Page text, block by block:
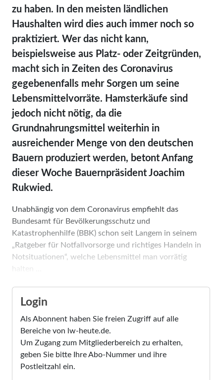
zu haben. In den meisten ländlichen
Haushalten wird dies auch immer noch so
praktiziert. Wer das nicht kann,
beispielsweise aus Platz- oder Zeitgründen,
macht sich in Zeiten des Coronavirus
gegebenenfalls mehr Sorgen um seine
Lebensmittelvorräte. Hamsterkäufe sind
jedoch nicht nötig, da die
Grundnahrungsmittel weiterhin in
ausreichender Menge von den deutschen
Bauern produziert werden, betont Anfang
dieser Woche Bauernpräsident Joachim
Rukwied.
Unabhängig von dem Coronavirus empfiehlt das
Bundesamt für Bevölkerungsschutz und
Katastrophenhilfe (BBK) schon seit Langem in seinem
„Ratgeber für Notfallvorsorge und richtiges Handeln in
Notsituationen“, welche Lebensmittel man vorrätig
Login
Als Abonnent haben Sie freien Zugriff auf alle
Bereiche von lw-heute.de.
Um Zugang zum Mitgliederbereich zu erhalten,
geben Sie bitte Ihre Abo-Nummer und ihre
Postleitzahl ein.